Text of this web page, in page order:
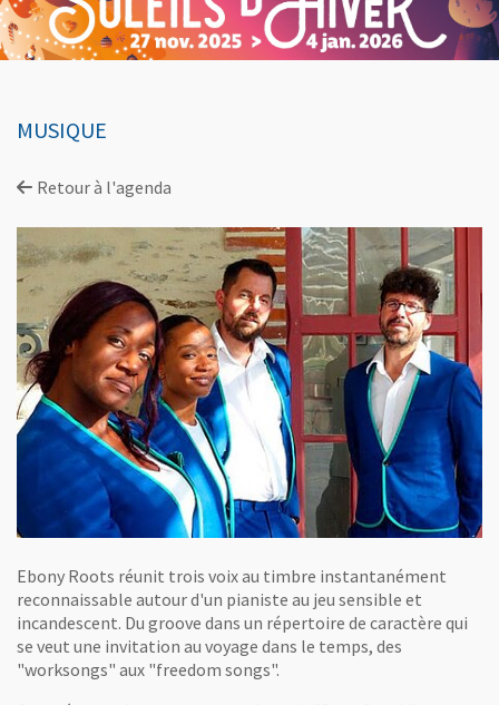
MUSIQUE
Retour à l'agenda
Ebony Roots réunit trois voix au timbre instantanément
reconnaissable autour d'un pianiste au jeu sensible et
incandescent. Du groove dans un répertoire de caractère qui
se veut une invitation au voyage dans le temps, des
"worksongs" aux "freedom songs".